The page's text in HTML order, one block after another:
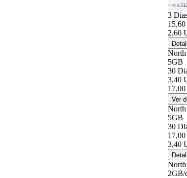
+ ∞ a
3
2,60
5GB
30
3,40
Ver
5GB
30
3,40
2GB/